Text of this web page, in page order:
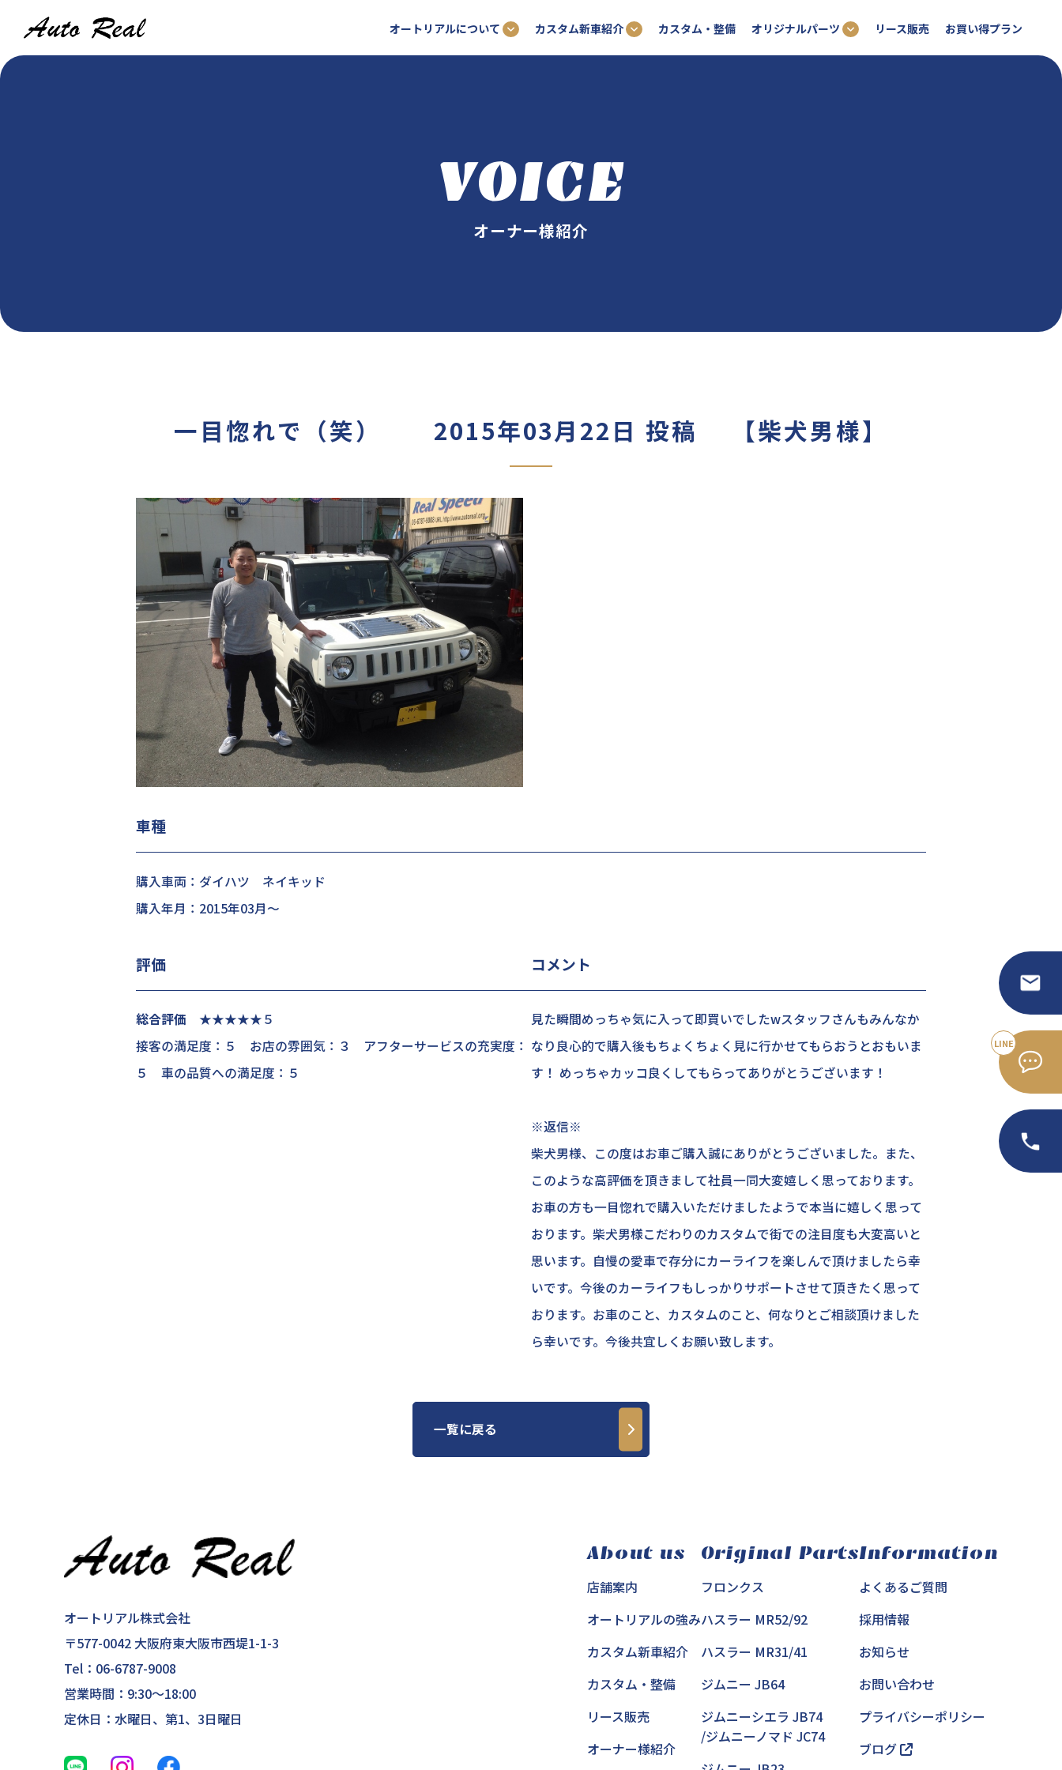
オートリアルについて カスタム新車紹介 カスタム・整備 オリジナルパーツ リース販売 お買い得プラン
VOICE
オーナー様紹介
一目惚れで（笑） 2015年03月22日 投稿 【柴犬男様】
車種
購入車両：ダイハツ ネイキッド
購入年月：2015年03月～
評価
総合評価 ★★★★★５
接客の満足度：５ お店の雰囲気：３ アフターサービスの充実度：
５ 車の品質への満足度：５
コメント
見た瞬間めっちゃ気に入って即買いでしたwスタッフさんもみんなか
なり良心的で購入後もちょくちょく見に行かせてもらおうとおもいま
す！ めっちゃカッコ良くしてもらってありがとうございます！
※返信※
柴犬男様、この度はお車ご購入誠にありがとうございました。また、
このような高評価を頂きまして社員一同大変嬉しく思っております。
お車の方も一目惚れで購入いただけましたようで本当に嬉しく思って
おります。柴犬男様こだわりのカスタムで街での注目度も大変高いと
思います。自慢の愛車で存分にカーライフを楽しんで頂けましたら幸
いです。今後のカーライフもしっかりサポートさせて頂きたく思って
おります。お車のこと、カスタムのこと、何なりとご相談頂けました
ら幸いです。今後共宜しくお願い致します。
一覧に戻る
オートリアル株式会社
〒577-0042 大阪府東大阪市西堤1-1-3
Tel： 06-6787-9008
営業時間：9:30～18:00
定休日：水曜日、第1、3日曜日
About us
店舗案内
オートリアルの強み
カスタム新車紹介
カスタム・整備
リース販売
オーナー様紹介
Original Parts
フロンクス
ハスラー MR52/92
ハスラー MR31/41
ジムニー JB64
ジムニーシエラ JB74
/ジムニーノマド JC74
Information
よくあるご質問
採用情報
お知らせ
お問い合わせ
プライバシーポリシー
ブログ